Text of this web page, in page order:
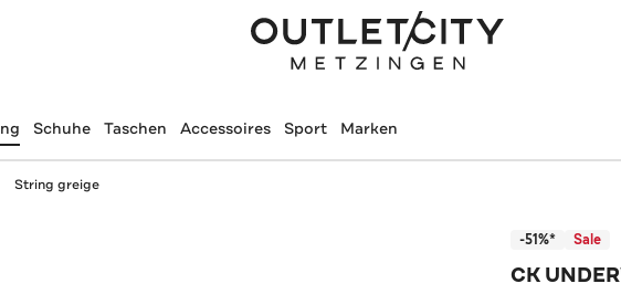
Schuhe Taschen Accessoires Sport Marken
String greige
-51%* Sale
CK